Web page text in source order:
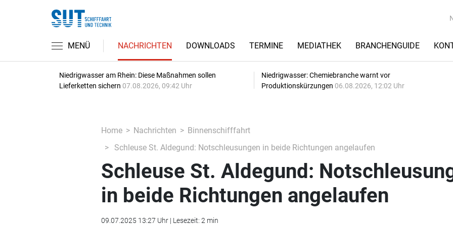
MENÜ NACHRICHTEN DOWNLOADS TERMINE MEDIATHEK BRANCHENGUIDE
Niedrigwasser am Rhein: Diese Maßnahmen sollen
Lieferketten sichern 07.08.2026, 09:42 Uhr
Niedrigwasser: Chemiebranche warnt vor
Produktionskürzungen 06.08.2026, 12:02 Uhr
Home Nachrichten
Binnenschifffahrt
Schleuse St. Aldegund: Notschleusungen in beide Richtungen angelaufen
Schleuse St. Aldegund:
in beide Richtungen angelaufen
09.07.2025 13:27 Uhr | Lesezeit: 2 min